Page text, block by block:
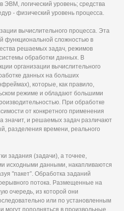
ЭВМ, логический уровень; средства
- физический уровень процесса.
вычислительного процесса. Эта
функциональной сложностью в
решаемых задач, режимов
обработки данных. В
организации вычислительного
данных на больших
которые, как правило,
режиме и обладают большими
При обработке
от конкретного применения
значит, и решаемых задач различают
разделения времени, реального
задания (задачи), а точнее,
исходными данными, накапливаются
"пакет”. Обработка заданий
потока. Размещенные на
очередь, из которой они
или по установленным
могут пополняться в произвольные